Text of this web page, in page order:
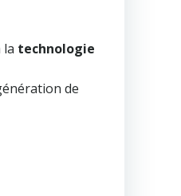
la technologie
de